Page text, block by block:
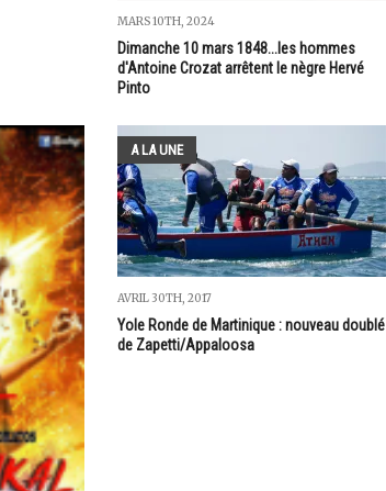
MARS 10TH, 2024
Dimanche 10 mars 1848...les hommes
d'Antoine Crozat arrêtent le nègre Hervé
Pinto
A LA UNE
AVRIL 30TH, 2017
Yole Ronde de Martinique : nouveau doublé
de Zapetti/Appaloosa